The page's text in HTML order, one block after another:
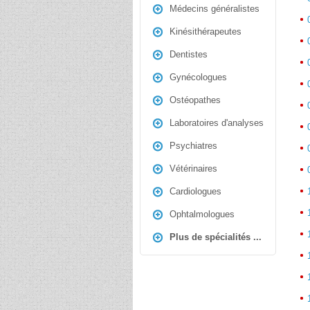
Médecins généralistes
Kinésithérapeutes
Dentistes
Gynécologues
Ostéopathes
Laboratoires d'analyses
Psychiatres
Vétérinaires
Cardiologues
Ophtalmologues
Plus de spécialités ...
Un
des
Le
le